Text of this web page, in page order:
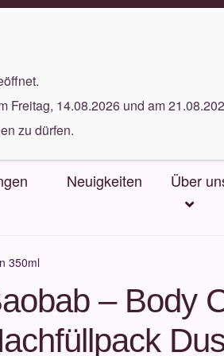
bei jeder Bestellung
Neuigkeiten Über
350ml
– Body
Freitag, 14.08.2026 und am
zu dürfen.